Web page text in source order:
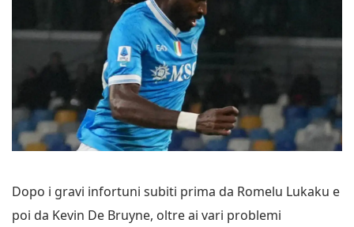
Dopo i gravi infortuni subiti prima da Romelu Lukaku e
poi da Kevin De Bruyne, oltre ai vari problemi